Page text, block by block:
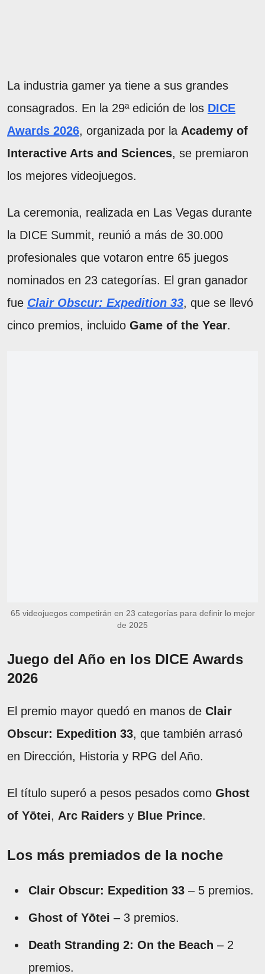
La industria gamer ya tiene a sus grandes
consagrados. En la 29ª edición de los DICE
Awards 2026, organizada por la Academy of
Interactive Arts and Sciences, se premiaron
los mejores videojuegos.
La ceremonia, realizada en Las Vegas durante
la DICE Summit, reunió a más de 30.000
profesionales que votaron entre 65 juegos
nominados en 23 categorías. El gran ganador
fue Clair Obscur: Expedition 33, que se llevó
cinco premios, incluido Game of the Year.
65 videojuegos competirán en 23 categorías para definir lo mejor
de 2025
Juego del Año en los DICE Awards
2026
El premio mayor quedó en manos de Clair
Obscur: Expedition 33, que también arrasó
en Dirección, Historia y RPG del Año.
El título superó a pesos pesados como Ghost
of Yōtei, Arc Raiders y Blue Prince.
Los más premiados de la noche
Clair Obscur: Expedition 33 – 5 premios.
Ghost of Yōtei – 3 premios.
Death Stranding 2: On the Beach – 2
premios.